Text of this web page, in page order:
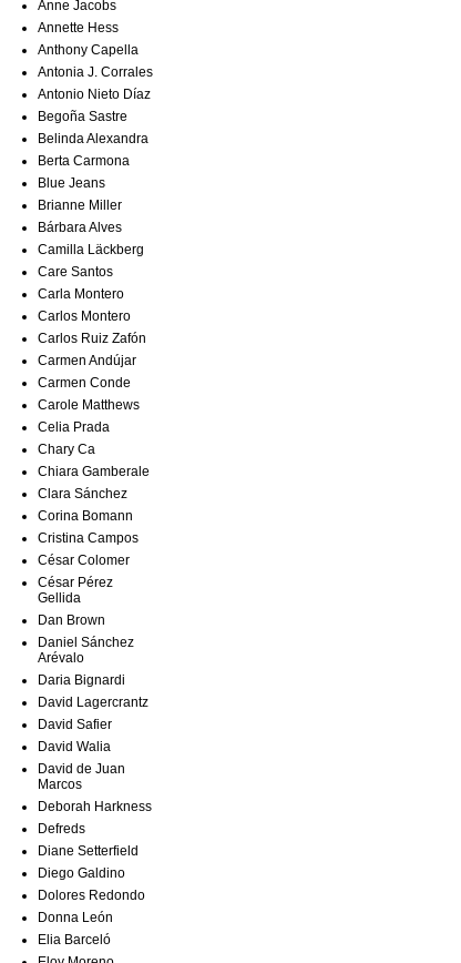
Anne Jacobs
Annette Hess
Anthony Capella
Antonia J. Corrales
Antonio Nieto Díaz
Begoña Sastre
Belinda Alexandra
Berta Carmona
Blue Jeans
Brianne Miller
Bárbara Alves
Camilla Läckberg
Care Santos
Carla Montero
Carlos Montero
Carlos Ruiz Zafón
Carmen Andújar
Carmen Conde
Carole Matthews
Celia Prada
Chary Ca
Chiara Gamberale
Clara Sánchez
Corina Bomann
Cristina Campos
César Colomer
César Pérez
Gellida
Dan Brown
Daniel Sánchez
Arévalo
Daria Bignardi
David Lagercrantz
David Safier
David Walia
David de Juan
Marcos
Deborah Harkness
Defreds
Diane Setterfield
Diego Galdino
Dolores Redondo
Donna León
Elia Barceló